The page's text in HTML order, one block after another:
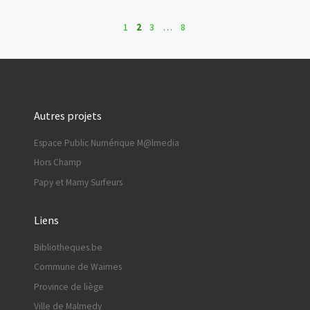
1 2 3 … 8
Autres projets
Espace Public Numérique M@lmedia
Hors Champ
Papy et Mamy Surfeurs
Liens
Bibliotheques.be
Commune de Waimes
Province de liège
Ville de Malmedy